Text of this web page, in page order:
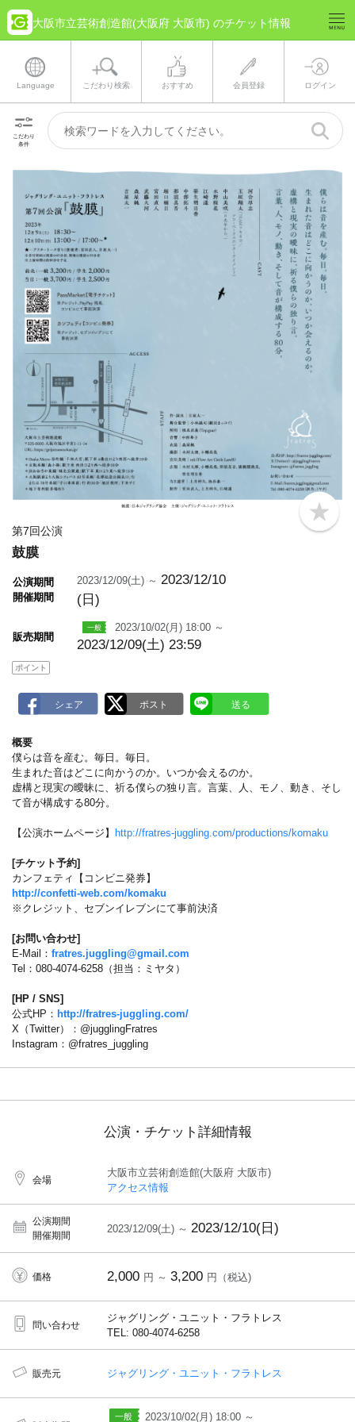
大阪市立芸術創造館(大阪府 大阪市) のチケット情報
Language こだわり検索 おすすめ 会員登録 ログイン
こだわり
条件
b
o
第7回公演
鼓膜
公演期間
開催期間
2023/12/09(土) ～ 2023/12/10
(日)
販売期間
2023/10/02(月) 18:00 ～
2023/12/09(土) 23:59
ポイント
概要
僕らは音を産む。毎日。毎日。
生まれた音はどこに向かうのか。いつか会えるのか。
虚構と現実の曖昧に、祈る僕らの独り言。言葉、人、モノ、動き、そし
て音が構成する80分。
【公演ホームページ】 http://fratres-juggling.com/productions/komaku
[チケット予約]
カンフェティ【コンビニ発券】
http://confetti-web.com/komaku
※クレジット、セブンイレブンにて事前決済
[お問い合わせ]
E-Mail： fratres.juggling@gmail.com
Tel：080-4074-6258（担当：ミヤタ）
[HP / SNS]
公式HP： http://fratres-juggling.com/
X（Twitter）：@jugglingFratres
Instagram：@fratres_juggling
公演・チケット詳細情報
会場
大阪市立芸術創造館(大阪府 大阪市)
アクセス情報
公演期間
開催期間
2023/12/09(土) ～ 2023/12/10(日)
価格 2,000 円 ～ 3,200 円（税込)
問い合わせ
ジャグリング・ユニット・フラトレス
TEL: 080-4074-6258
販売元 ジャグリング・ユニット・フラトレス
2023/10/02(月) 18:00 ～